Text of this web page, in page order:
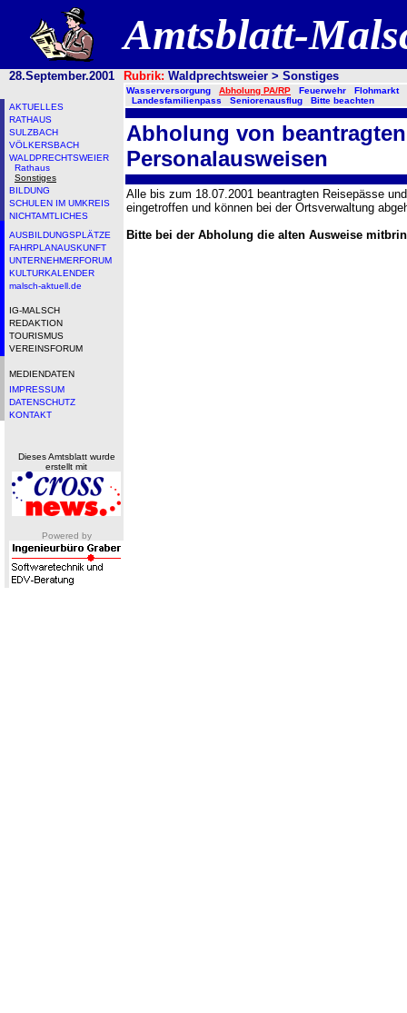
Amtsblatt-
28.September.2001 Rubrik: Waldprechtsweier > Sonstiges
AKTUELLES
RATHAUS
SULZBACH
VÖLKERSBACH
WALDPRECHTSWEIER
Rathaus
Sonstiges
BILDUNG
SCHULEN IM UMKREIS
NICHTAMTLICHES
AUSBILDUNGSPLÄTZE
FAHRPLANAUSKUNFT
UNTERNEHMERFORUM
KULTURKALENDER
malsch-aktuell.de
IG-MALSCH
REDAKTION
TOURISMUS
VEREINSFORUM
MEDIENDATEN
IMPRESSUM
DATENSCHUTZ
KONTAKT
Dieses Amtsblatt wurde
erstellt mit
Powered by
Wasserversorgung Abholung PA/RP Feuerwehr
Flohmarkt
Landesfamilienpass
Seniorenausflug Bitte beachten
Abholung von
Personalausweisen
Alle bis zum 18.07.2001 beantragten Reisepässe
eingetroffen und können bei der Ortsverwaltung
Bitte bei der Abholung die alten Ausweise